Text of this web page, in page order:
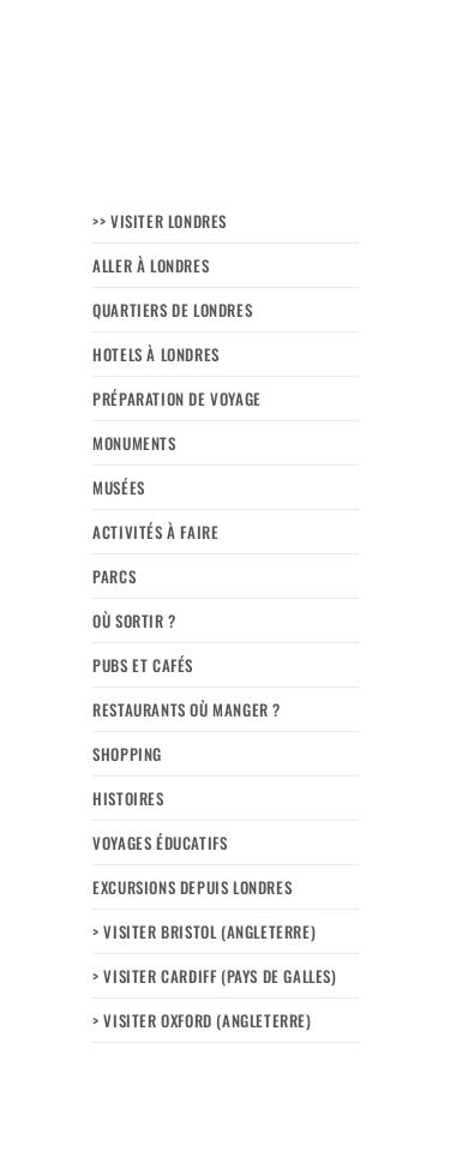
>> VISITER LONDRES
ALLER À LONDRES
QUARTIERS DE LONDRES
HOTELS À LONDRES
PRÉPARATION DE VOYAGE
MONUMENTS
MUSÉES
ACTIVITÉS À FAIRE
PARCS
OÙ SORTIR ?
PUBS ET CAFÉS
RESTAURANTS OÙ MANGER ?
SHOPPING
HISTOIRES
VOYAGES ÉDUCATIFS
EXCURSIONS DEPUIS LONDRES
> VISITER BRISTOL (ANGLETERRE)
> VISITER CARDIFF (PAYS DE GALLES)
> VISITER OXFORD (ANGLETERRE)